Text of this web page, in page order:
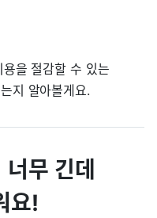
을 절감할 수 있는
지 알아볼게요.
무 긴데
요!